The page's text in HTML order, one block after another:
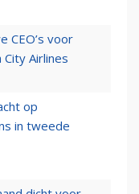
CEO’s voor
Airlines
op
in tweede